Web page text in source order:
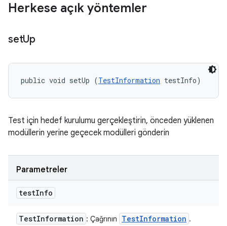
Herkese açık yöntemler
setUp
public void setUp (TestInformation testInfo)
Test için hedef kurulumu gerçekleştirin, önceden yüklenen
modüllerin yerine geçecek modülleri gönderin
Parametreler
testInfo
TestInformation : Çağrının TestInformation .